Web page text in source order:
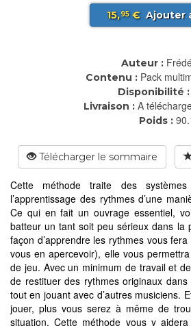
15,95€ Ajouter
Auteur :
Contenu : Pack
Disponibilité :
Livraison : A
Poids :
Télécharger le sommaire
Cette méthode traite des
l’apprentissage des rythmes d’une
Ce qui en fait un ouvrage essentiel,
batteur un tant soit peu sérieux dans la
façon d’apprendre les rythmes vous
vous en apercevoir), elle vous
de jeu. Avec un minimum de travail et
de restituer des rythmes originaux
tout en jouant avec d’autres musiciens.
jouer, plus vous serez à même de
situation. Cette méthode vous y